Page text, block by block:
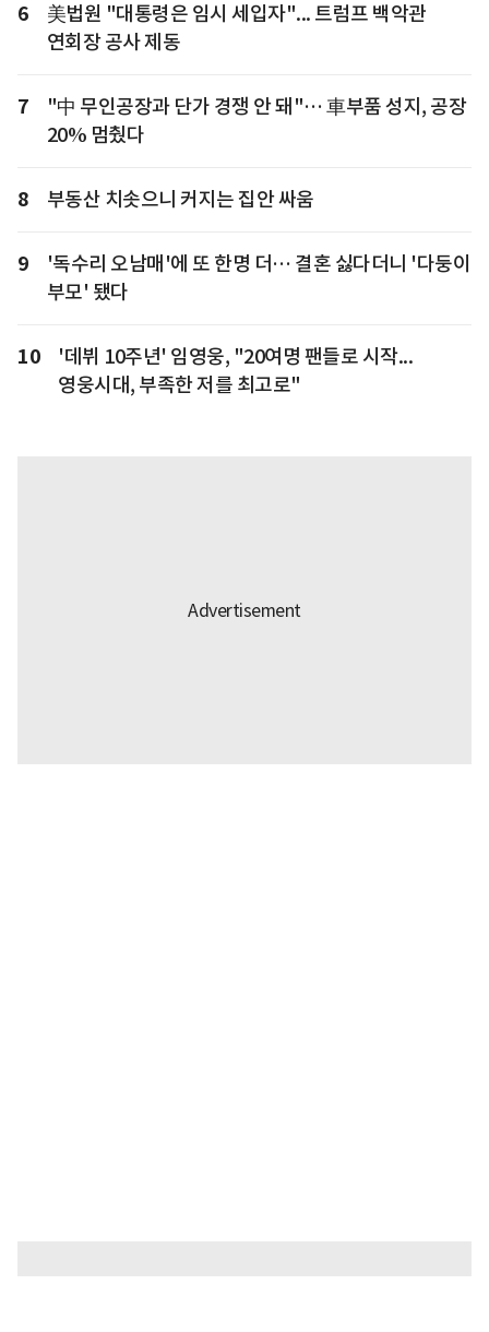
6
美법원 "대통령은 임시 세입자"... 트럼프 백악관
연회장 공사 제동
7
"中 무인공장과 단가 경쟁 안 돼"… 車부품 성지, 공장
20% 멈췄다
8 부동산 치솟으니 커지는 집안 싸움
9
'독수리 오남매'에 또 한명 더… 결혼 싫다더니 '다둥이
부모' 됐다
10
'데뷔 10주년' 임영웅, "20여명 팬들로 시작...
영웅시대, 부족한 저를 최고로"